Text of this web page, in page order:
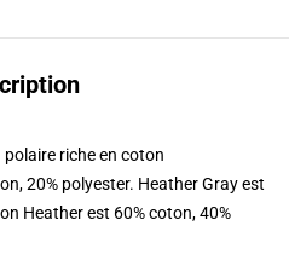
riche en coton
20% polyester. Heather Gray est
Heather est 60% coton, 40%